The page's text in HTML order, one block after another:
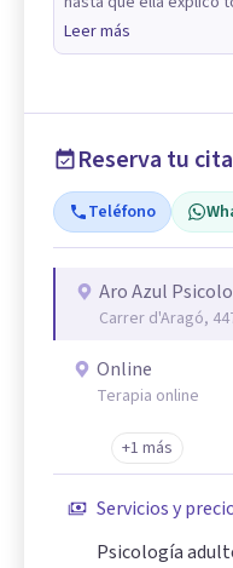
Leer más
Reserva tu cita
Teléfono
Aro Azul
Carrer d'Aragó,
Online
Terapia online
+1 más
Servicios y
Psicología